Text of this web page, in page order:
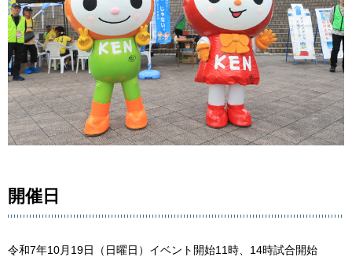
開催日
令和7年10月19日（日曜日）イベント開始11時、14時試合開始